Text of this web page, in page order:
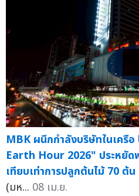
MBK ผนึกกำลังบริษัทในเครื
Earth Hour 2026" ประหยัด
เทียบเท่าการปลูกต้นไม้ 70 ต้น
(มห... 08 เม.ย.